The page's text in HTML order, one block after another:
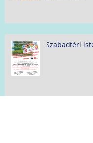
Szabadtéri